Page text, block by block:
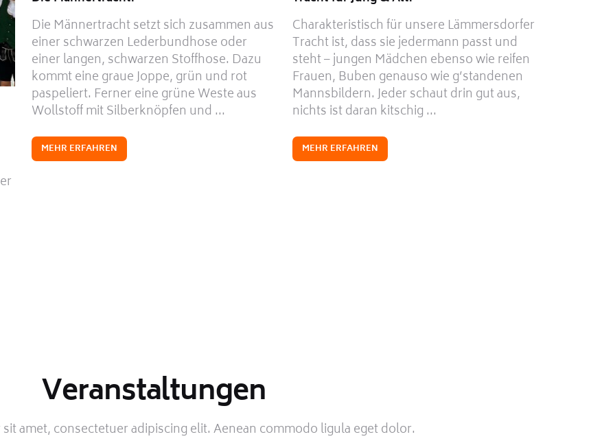
Die Männertracht setzt sich zusammen aus
einer schwarzen Lederbundhose oder
einer langen, schwarzen Stoffhose. Dazu
kommt eine graue Joppe, grün und rot
paspeliert. Ferner eine grüne Weste aus
Wollstoff mit Silberknöpfen und ...
MEHR ERFAHREN
Charakteristisch für unsere Lämmersdorfer
Tracht ist, dass sie jedermann passt und
steht – jungen Mädchen ebenso wie reifen
Frauen, Buben genauso wie g’standenen
Mannsbildern. Jeder schaut drin gut aus,
nichts ist daran kitschig ...
MEHR ERFAHREN
Veranstaltungen
amet, consectetuer adipiscing elit. Aenean commodo ligula eget dolor.